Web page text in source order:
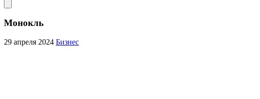
Монокль
29 апреля 2024 Бизнес